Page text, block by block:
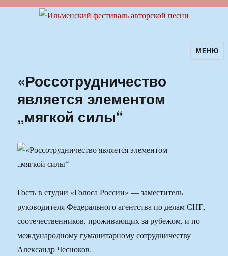
Ильменский фестиваль авторскойМЕНЮ
«Россотрудничество
является элементом
„мягкой силы“
Гость в студии «Голоса России» — заместитель
руководителя Федерального агентства по делам СНГ,
соотечественников, проживающих за рубежом, и по
международному гуманитарному сотрудничеству
Александр Чесноков.